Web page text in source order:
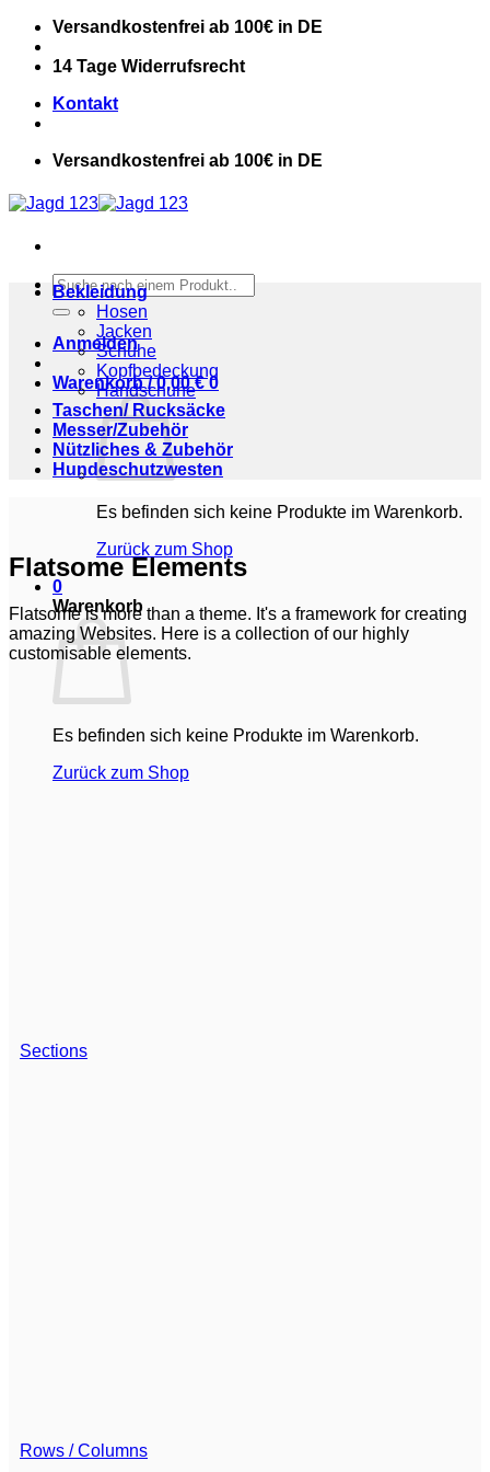
Zum
Inhalt
springen
Versandkostenfrei ab 100€ in DE
14 Tage Widerrufsrecht
Kontakt
Versandkostenfrei ab 100€ in DE
Suchen
nach:
Anmelden
Warenkorb /0,00€ 0
Es befinden sich keine Produkte im Warenkorb.
Zurück zum Shop
0
Warenkorb
Es befinden sich keine Produkte im Warenkorb.
Zurück zum Shop
Bekleidung
Hosen
Jacken
Schuhe
Kopfbedeckung
Handschuhe
Taschen/ Rucksäcke
Messer/Zubehör
Nützliches & Zubehör
Hundeschutzwesten
Flatsome Elements
Flatsome is more than a theme. It's a framework for creating
amazing Websites. Here is a collection of our highly
customisable elements.
Sections
Rows / Columns